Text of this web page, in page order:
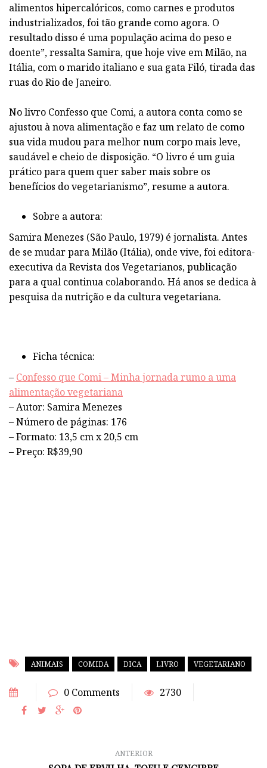
alimentos hipercalóricos, como carnes e produtos
industrializados, foi tão grande como agora. O
resultado disso é uma população acima do peso e
doente”, ressalta Samira, que hoje vive em Milão, na
Itália, com o marido italiano e sua gata Filó, tirada das
ruas do Rio de Janeiro.
No livro Confesso que Comi, a autora conta como se
ajustou à nova alimentação e faz um relato de como
sua vida mudou para melhor num corpo mais leve,
saudável e cheio de disposição. “O livro é um guia
prático para quem quer saber mais sobre os
benefícios do vegetarianismo”, resume a autora.
Sobre a autora:
Samira Menezes (São Paulo, 1979) é jornalista. Antes
de se mudar para Milão (Itália), onde vive, foi editora-
executiva da Revista dos Vegetarianos, publicação
para a qual continua colaborando. Há anos se dedica à
pesquisa da nutrição e da cultura vegetariana.
Ficha técnica:
– Confesso que Comi – Minha jornada rumo a uma
alimentação vegetariana
– Autor: Samira Menezes
– Número de páginas: 176
– Formato: 13,5 cm x 20,5 cm
– Preço: R$39,90
ANIMAIS COMIDA DICA LIVRO VEGETARIANO
0 Comments 2730
ANTERIOR